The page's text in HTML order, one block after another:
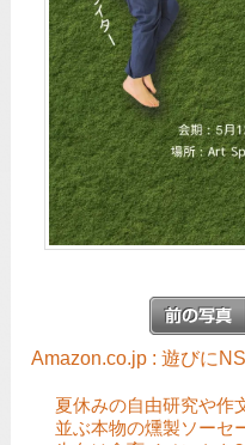
Amazon.co.jp : 遊びに
夏休みの自由研究や作
並ぶ本物の燻製ソーセ